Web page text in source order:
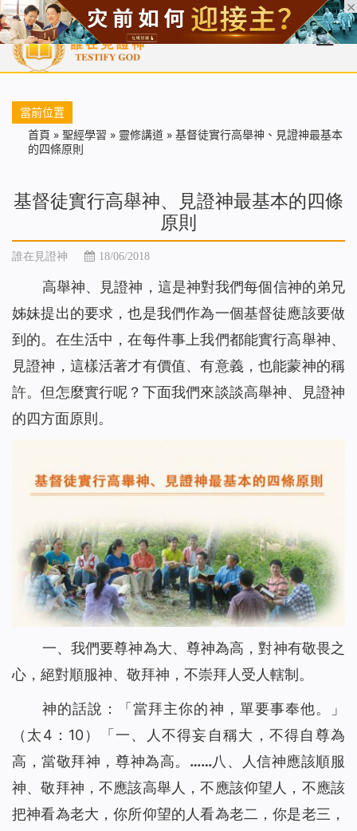
首頁 每日靈糧 天國福音 基督徒見證 信仰解答 聖經
當前位置
首頁 » 聖經學習 » 靈修講道 » 基督徒實行高舉神、見證神最基本
的四條原則
基督徒實行高舉神、見證神最基本的四條
原則
誰在見證神 18/06/2018
高舉神、見證神，這是神對我們每個信神的弟兄
姊妹提出的要求，也是我們作為一個基督徒應該要做
到的。在生活中，在每件事上我們都能實行高舉神、
見證神，這樣活著才有價值、有意義，也能蒙神的稱
許。但怎麼實行呢？下面我們來談談高舉神、見證神
的四方面原則。
一、我們要尊神為大、尊神為高，對神有敬畏之
心，絕對順服神、敬拜神，不崇拜人受人轄制。
神的話說：「當拜主你的神，單要事奉他。
」
（太4：10）「 一、人不得妄自稱大，不得自尊為
高，當敬拜神，尊神為高。……八、人信神應該順服
神、敬拜神，不應該高舉人，不應該仰望人，不應該
把神看為老大，你所仰望的人看為老二，你是老三，